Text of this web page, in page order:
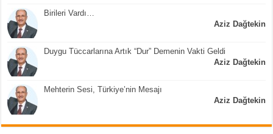
Birileri Vardı…
Aziz Dağtekin
Duygu Tüccarlarına Artık “Dur” Demenin Vakti Geldi
Aziz Dağtekin
Mehterin Sesi, Türkiye’nin Mesajı
Aziz Dağtekin